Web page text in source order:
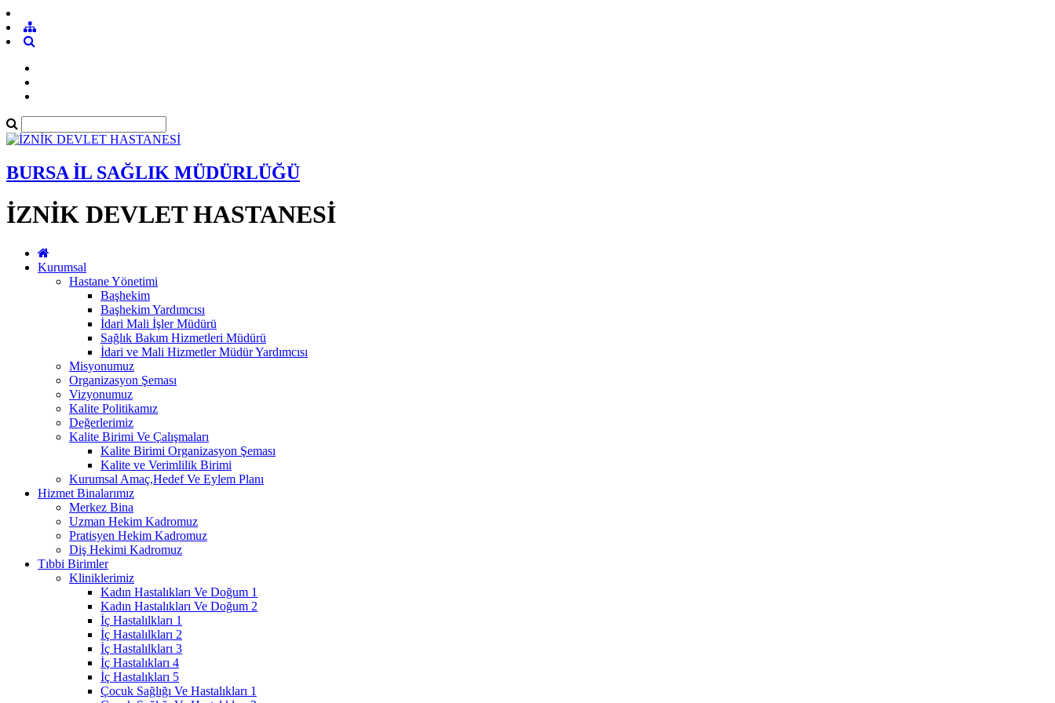
BURSA İL SAĞLIK MÜDÜRLÜĞÜ
İZNİK DEVLET HASTANESİ
Kurumsal
Hastane Yönetimi
Başhekim
Başhekim Yardımcısı
İdari Mali İşler Müdürü
Sağlık Bakım Hizmetleri Müdürü
İdari ve Mali Hizmetler Müdür Yardımcısı
Misyonumuz
Organizasyon Şeması
Vizyonumuz
Kalite Politikamız
Değerlerimiz
Kalite Birimi Ve Çalışmaları
Kalite Birimi Organizasyon Şeması
Kalite ve Verimlilik Birimi
Kurumsal Amaç,Hedef Ve Eylem Planı
Hizmet Binalarımız
Merkez Bina
Uzman Hekim Kadromuz
Pratisyen Hekim Kadromuz
Diş Hekimi Kadromuz
Tıbbi Birimler
Kliniklerimiz
Kadın Hastalıkları Ve Doğum 1
Kadın Hastalıkları Ve Doğum 2
İç Hastalılkları 1
İç Hastalılkları 2
İç Hastalılkları 3
İç Hastalıkları 4
İç Hastalıkları 5
Çocuk Sağlığı Ve Hastalıkları 1